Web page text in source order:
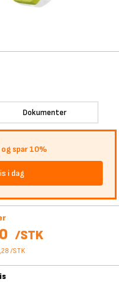
Dokumenter
spar 10%
i dag
/STK
/STK